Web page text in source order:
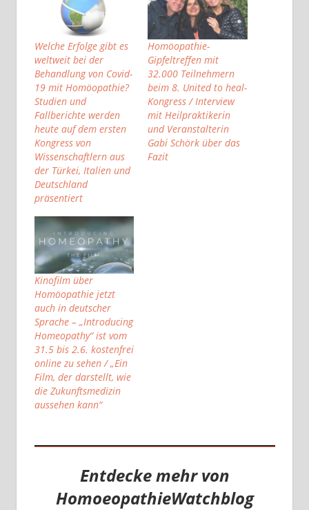
Welche Erfolge gibt es
weltweit bei der
Behandlung von Covid-
19 mit Homöopathie?
Studien und
Fallberichte werden
heute auf dem ersten
Kongress von
Wissenschaftlern aus
der Türkei, Italien und
Deutschland
präsentiert
Homöopathie-
Gipfeltreffen mit
32.000 Teilnehmern
beim 8. United to heal-
Kongress / Interview
mit Heilpraktikerin
und Veranstalterin
Gabi Schörk über das
Fazit
Kinofilm über
Homöopathie jetzt
auch in deutscher
Sprache – „Introducing
Homeopathy“ ist vom
31.5 bis 2.6. kostenfrei
online zu sehen / „Ein
Film, der darstellt, wie
die Zukunftsmedizin
aussehen kann“
Entdecke mehr von
HomoeopathieWatchblog